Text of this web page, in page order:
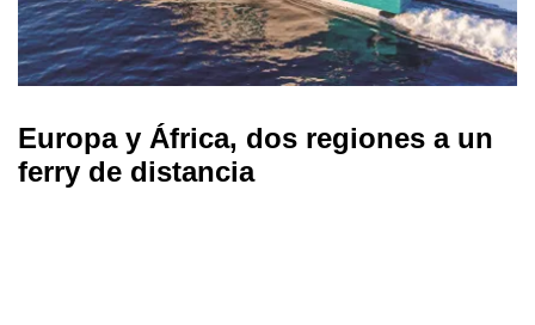
Europa y África, dos regiones a un
ferry de distancia